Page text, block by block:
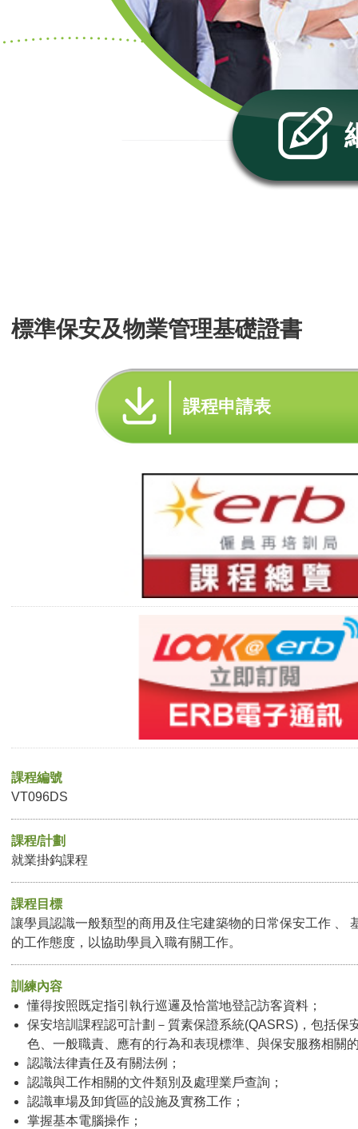
標準保安及物業管理基礎證書
課程申請表
課程編號
VT096DS
課程/計劃
就業掛鈎課程
課程目標
讓學員認識一般類型的商用及住宅建築物的日常保安工作 、
的工作態度，以協助學員入職有關工作。
訓練內容
懂得按照既定指引執行巡邏及恰當地登記訪客資料；
保安培訓課程認可計劃－質素保證系統(QASRS)，包括保
色、一般職責、應有的行為和表現標準、與保安服務相關
認識法律責任及有關法例；
認識與工作相關的文件類別及處理業戶查詢；
認識車場及卸貨區的設施及實務工作；
掌握基本電腦操作；